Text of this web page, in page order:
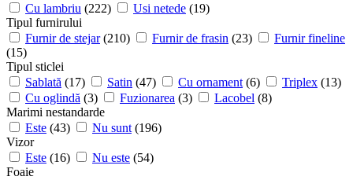
Cu lambriu (222) Usi netede (19)
Tipul furnirului
Furnir de stejar (210) Furnir de frasin (23)
Furnir fineline
(15)
Tipul sticlei
Sablată (17) Satin (47) Cu ornament (6) Triplex (13)
Cu oglindă (3) Fuzionarea (3) Lacobel (8)
Marimi nestandarde
Este (43) Nu sunt (196)
Vizor
Este (16) Nu este (54)
Foaie